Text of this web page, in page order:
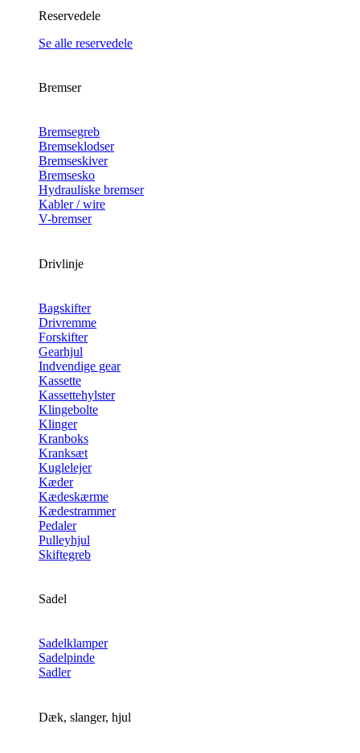
Reservedele
Se alle reservedele
Bremser
Bremsegreb
Bremseklodser
Bremseskiver
Bremsesko
Hydrauliske bremser
Kabler / wire
V-bremser
Drivlinje
Bagskifter
Drivremme
Forskifter
Gearhjul
Indvendige gear
Kassette
Kassettehylster
Klingebolte
Klinger
Kranboks
Kranksæt
Kuglelejer
Kæder
Kædeskærme
Kædestrammer
Pedaler
Pulleyhjul
Skiftegreb
Sadel
Sadelklamper
Sadelpinde
Sadler
Dæk, slanger, hjul